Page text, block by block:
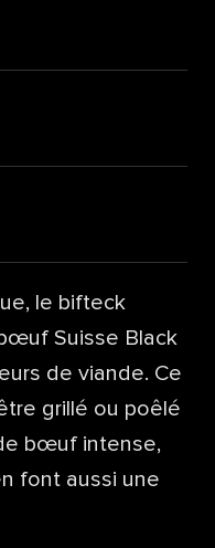
le bifteck
Suisse Black
de viande. Ce
grillé ou poêlé
bœuf intense,
font aussi une